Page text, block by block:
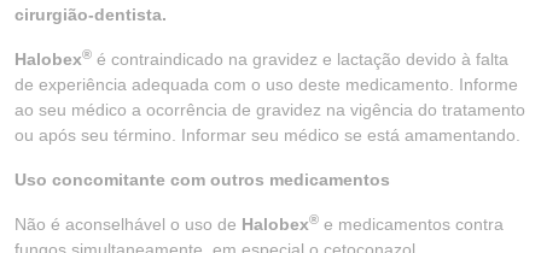
cirurgião-dentista.
Halobex® é contraindicado na gravidez e lactação devido à falta
de experiência adequada com o uso deste medicamento. Informe
ao seu médico a ocorrência de gravidez na vigência do tratamento
ou após seu término. Informar seu médico se está amamentando.
Uso concomitante com outros medicamentos
Não é aconselhável o uso de Halobex® e medicamentos contra